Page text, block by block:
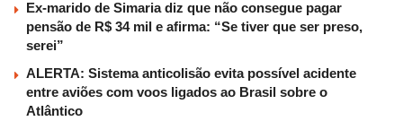
Ex-marido de Simaria diz que não consegue pagar
pensão de R$ 34 mil e afirma: “Se tiver que ser preso,
serei”
ALERTA: Sistema anticolisão evita possível acidente
entre aviões com voos ligados ao Brasil sobre o
Atlântico